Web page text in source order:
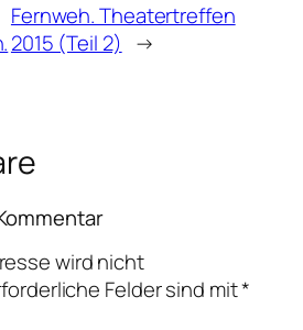
Fernweh. Theatertreffen
2015 (Teil 2) →
wird nicht
Felder sind mit*